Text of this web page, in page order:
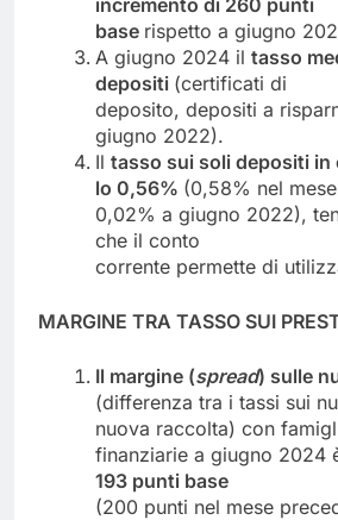
base rispetto a giugno
A giugno 2024 il tasso
depositi (certificati di
deposito, depositi a
giugno 2022).
Il tasso sui soli depositi in
lo 0,56% (0,58% nel
0,02% a giugno 2022),
che il conto
corrente permette di
MARGINE TRA TASSO SUI
Il margine (spread) sulle
(differenza tra i tassi sui
nuova raccolta) con
finanziarie a giugno 2024
193 punti base
(200 punti nel mese